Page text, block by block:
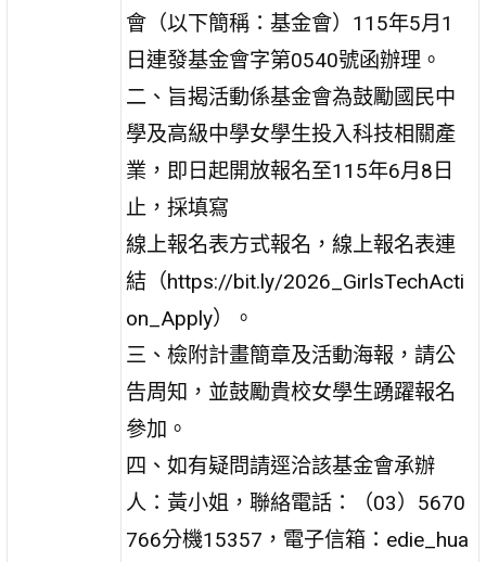
會（以下簡稱：基金會）115年5月1
日連發基金會字第0540號函辦理。
二、旨揭活動係基金會為鼓勵國民中
學及高級中學女學生投入科技相關產
業，即日起開放報名至115年6月8日
止，採填寫
線上報名表方式報名，線上報名表連
結（https://bit.ly/2026_GirlsTechActi
on_Apply）。
三、檢附計畫簡章及活動海報，請公
告周知，並鼓勵貴校女學生踴躍報名
參加。
四、如有疑問請逕洽該基金會承辦
人：黃小姐，聯絡電話：（03）5670
766分機15357，電子信箱：edie_hua